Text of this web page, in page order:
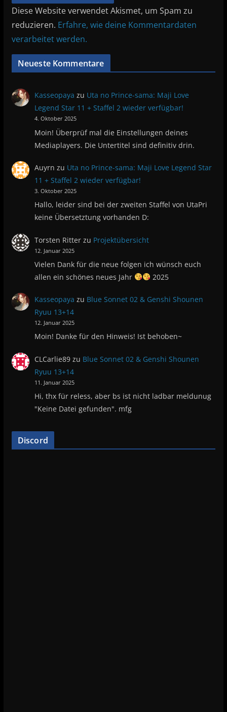
Diese Website verwendet Akismet, um Spam zu
reduzieren. Erfahre, wie deine Kommentardaten
verarbeitet werden.
Neueste Kommentare
Kasseopaya zu Uta no Prince-sama: Maji Love
Legend Star 11 + Staffel 2 wieder verfügbar!
4. Oktober 2025
Moin! Überprüf mal die Einstellungen deines
Mediaplayers. Die Untertitel sind definitiv drin.
Auyrn zu Uta no Prince-sama: Maji Love Legend Star
11 + Staffel 2 wieder verfügbar!
3. Oktober 2025
Hallo, leider sind bei der zweiten Staffel von UtaPri
keine Übersetztung vorhanden D:
Torsten Ritter zu Projektübersicht
12. Januar 2025
Vielen Dank für die neue folgen ich wünsch euch
allen ein schönes neues Jahr
2025
Kasseopaya zu Blue Sonnet 02 & Genshi Shounen
Ryuu 13+14
12. Januar 2025
Moin! Danke für den Hinweis! Ist behoben~
CLCarlie89 zu Blue Sonnet 02 & Genshi Shounen
Ryuu 13+14
11. Januar 2025
Hi, thx für reless, aber bs ist nicht ladbar meldunug
"Keine Datei gefunden". mfg
Discord